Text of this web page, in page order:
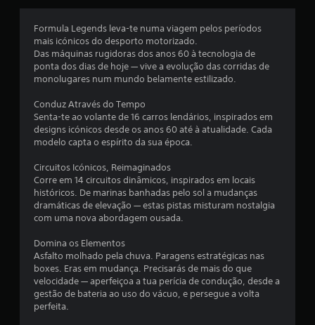
s
e
m
m
t
d
e
Formula Legends leva-te numa viagem pelos períodos
mais icónicos do desporto motorizado.
Das máquinas rugidoras dos anos 60 à tecnologia de
ponta dos dias de hoje — vive a evolução das corridas de
monolugares num mundo belamente estilizado.
Conduz Através do Tempo
Senta-te ao volante de 16 carros lendários, inspirados em
designs icónicos desde os anos 60 até à atualidade. Cada
modelo capta o espírito da sua época.
Circuitos Icónicos, Reimaginados
Corre em 14 circuitos dinâmicos, inspirados em locais
históricos. De marinas banhadas pelo sol a mudanças
dramáticas de elevação — estas pistas misturam nostalgia
com uma nova abordagem ousada.
Domina os Elementos
Asfalto molhado pela chuva. Paragens estratégicas nas
boxes. Eras em mudança. Precisarás de mais do que
velocidade — aperfeiçoa a tua perícia de condução, desde a
gestão de bateria ao uso do vácuo, e persegue a volta
perfeita.